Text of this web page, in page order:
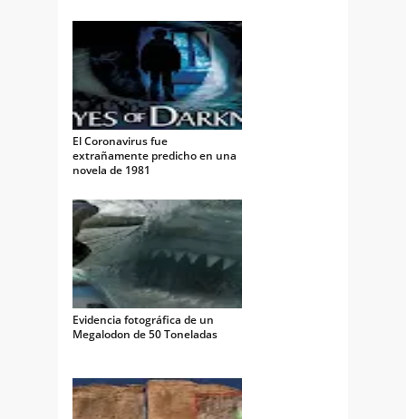
El Coronavirus fue
extrañamente predicho en una
novela de 1981
Evidencia fotográfica de un
Megalodon de 50 Toneladas